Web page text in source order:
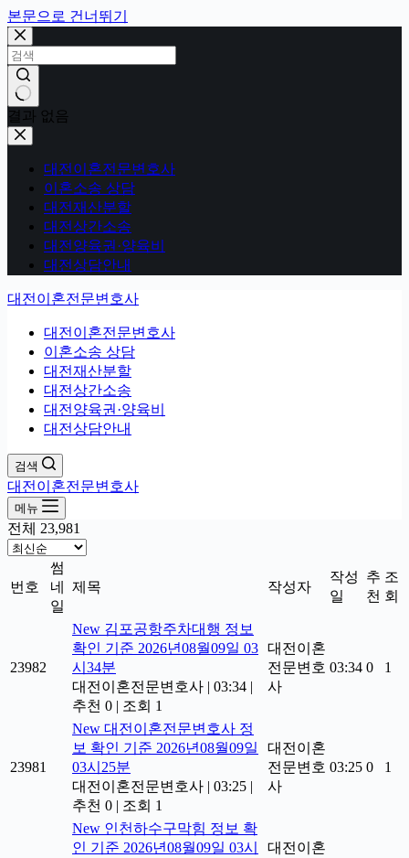
본문으로 건너뛰기
결과 없음
대전이혼전문변호사
이혼소송 상담
대전재산분할
대전상간소송
대전양육권·양육비
대전상담안내
대전이혼전문변호사
대전이혼전문변호사
이혼소송 상담
대전재산분할
대전상간소송
대전양육권·양육비
대전상담안내
검색
대전이혼전문변호사
메뉴
전체 23,981
번호
썸
네
일
제목 작성자
작성
일
추
천
조
회
23982
New 김포공항주차대행 정보
확인 기준 2026년08월09일 03
시34분
대전이혼전문변호사 | 03:34 |
추천 0 | 조회 1
대전이혼
전문변호
사
03:34 0 1
23981
New 대전이혼전문변호사 정
보 확인 기준 2026년08월09일
03시25분
대전이혼전문변호사 | 03:25 |
추천 0 | 조회 1
대전이혼
전문변호
사
03:25 0 1
New 인천하수구막힘 정보 확
인 기준 2026년08월09일 03시
대전이혼